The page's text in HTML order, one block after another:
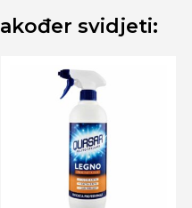
svidjeti: